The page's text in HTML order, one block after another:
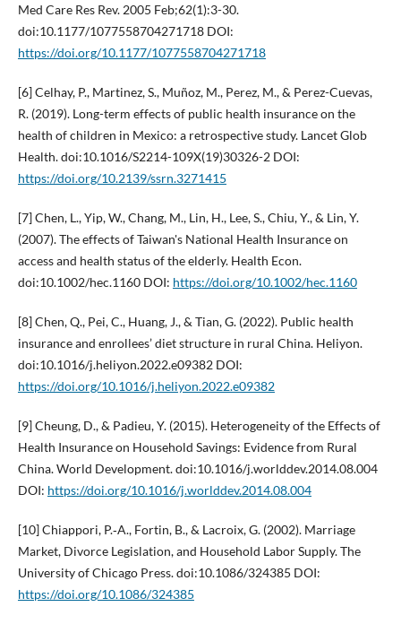
Med Care Res Rev. 2005 Feb;62(1):3-30.
doi:10.1177/1077558704271718 DOI:
https://doi.org/10.1177/1077558704271718
[6] Celhay, P., Martinez, S., Muñoz, M., Perez, M., & Perez-Cuevas,
R. (2019). Long-term effects of public health insurance on the
health of children in Mexico: a retrospective study. Lancet Glob
Health. doi:10.1016/S2214-109X(19)30326-2 DOI:
https://doi.org/10.2139/ssrn.3271415
[7] Chen, L., Yip, W., Chang, M., Lin, H., Lee, S., Chiu, Y., & Lin, Y.
(2007). The effects of Taiwan's National Health Insurance on
access and health status of the elderly. Health Econ.
doi:10.1002/hec.1160 DOI: https://doi.org/10.1002/hec.1160
[8] Chen, Q., Pei, C., Huang, J., & Tian, G. (2022). Public health
insurance and enrollees’ diet structure in rural China. Heliyon.
doi:10.1016/j.heliyon.2022.e09382 DOI:
https://doi.org/10.1016/j.heliyon.2022.e09382
[9] Cheung, D., & Padieu, Y. (2015). Heterogeneity of the Effects of
Health Insurance on Household Savings: Evidence from Rural
China. World Development. doi:10.1016/j.worlddev.2014.08.004
DOI: https://doi.org/10.1016/j.worlddev.2014.08.004
[10] Chiappori, P.‐A., Fortin, B., & Lacroix, G. (2002). Marriage
Market, Divorce Legislation, and Household Labor Supply. The
University of Chicago Press. doi:10.1086/324385 DOI:
https://doi.org/10.1086/324385